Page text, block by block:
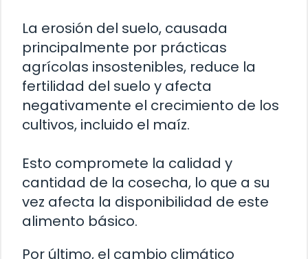
La erosión del suelo, causada
principalmente por prácticas
agrícolas insostenibles, reduce la
fertilidad del suelo y afecta
negativamente el crecimiento de los
cultivos, incluido el maíz.
Esto compromete la calidad y
cantidad de la cosecha, lo que a su
vez afecta la disponibilidad de este
alimento básico.
Por último, el cambio climático